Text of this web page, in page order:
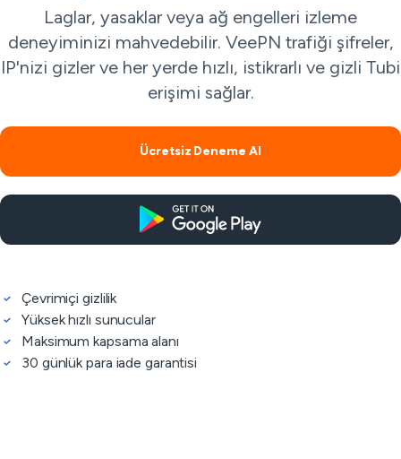
Laglar, yasaklar veya ağ engelleri izleme
deneyiminizi mahvedebilir. VeePN trafiği şifreler,
IP'nizi gizler ve her yerde hızlı, istikrarlı ve gizli Tubi
erişimi sağlar.
Ücretsiz Deneme Al
Çevrimiçi gizlilik
Yüksek hızlı sunucular
Maksimum kapsama alanı
30 günlük para iade garantisi